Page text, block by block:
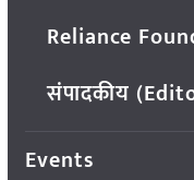
Reliance
संपादकीय
Events